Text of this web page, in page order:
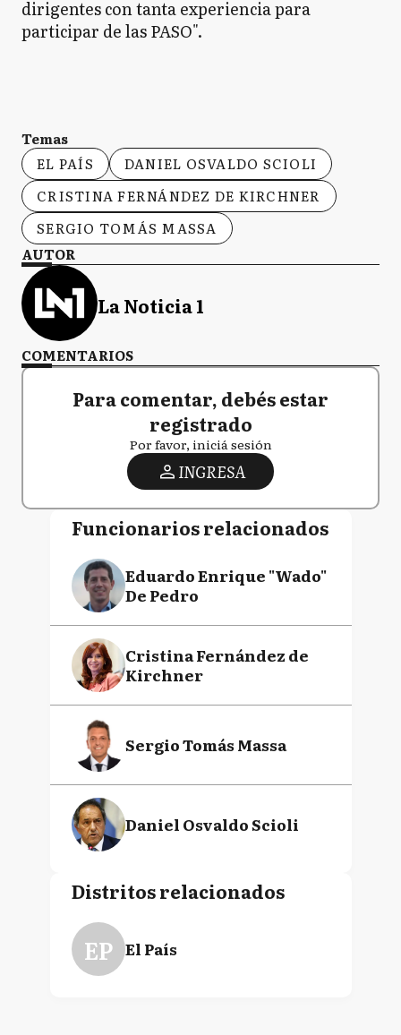
dirigentes con tanta experiencia para
participar de las PASO".
Temas
EL PAÍS
DANIEL OSVALDO SCIOLI
CRISTINA FERNÁNDEZ DE KIRCHNER
SERGIO TOMÁS MASSA
AUTOR
La Noticia 1
COMENTARIOS
Para comentar, debés estar
registrado
Por favor, iniciá sesión
INGRESA
Funcionarios relacionados
Eduardo Enrique "Wado"
De Pedro
Cristina Fernández de
Kirchner
Sergio Tomás Massa
Daniel Osvaldo Scioli
Distritos relacionados
EP El País